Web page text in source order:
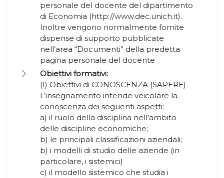
personale del docente del dipartimento
di Economia (http://www.dec.unich.it).
Inoltre vengono normalmente fornite
dispense di supporto pubblicate
nell’area “Documenti” della predetta
pagina personale del docente
Obiettivi formativi:
(I) Obiettivi di CONOSCENZA (SAPERE) -
L’insegnamento intende veicolare la
conoscenza dei seguenti aspetti:
a) il ruolo della disciplina nell’ambito
delle discipline economiche;
b) le principali classificazioni aziendali;
b) i modelli di studio delle aziende (in
particolare, i sistemici)
c) il modello sistemico che studia i